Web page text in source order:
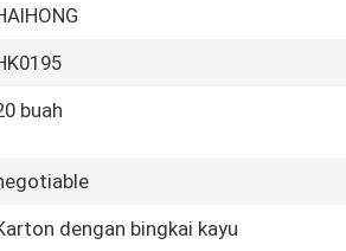
buah
dengan bingkai kayu